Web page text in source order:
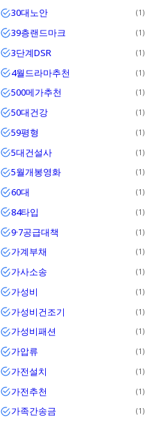
30대노안 1
39층랜드마크 1
3단계DSR 1
4월드라마추천 1
500메가추천 1
50대건강 1
59평형 1
5대건설사 1
5월개봉영화 1
60대 1
84타입 1
9·7공급대책 1
가계부채 1
가사소송 1
가성비 1
가성비건조기 1
가성비패션 1
가압류 1
가전설치 1
가전추천 1
가족간송금 1